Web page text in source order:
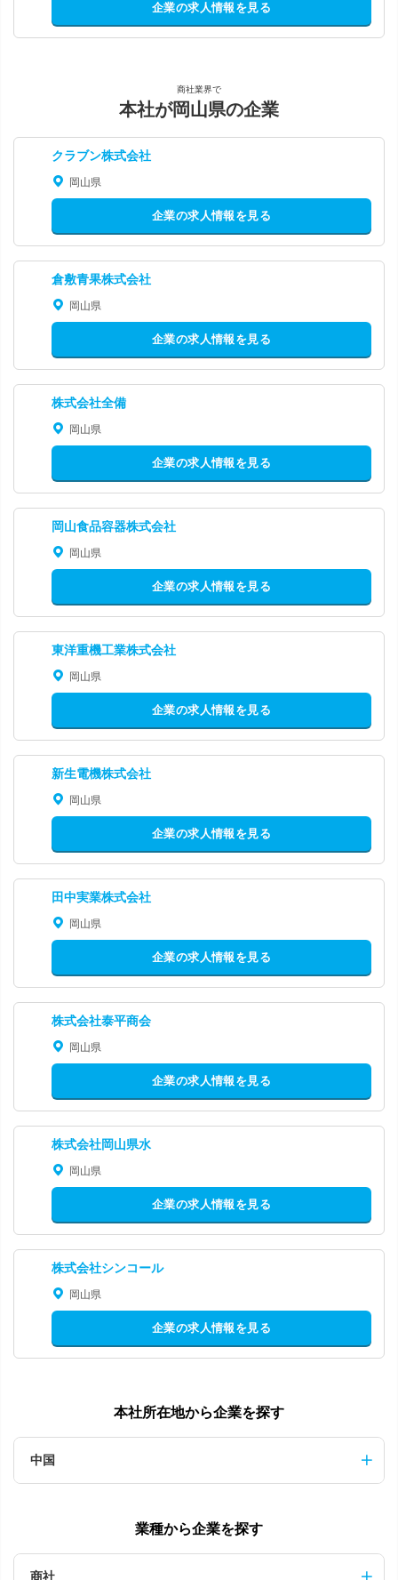
企業の求人情報を見る
商社業界で
本社が岡山県の企業
クラブン株式会社
岡山県
企業の求人情報を見る
倉敷青果株式会社
岡山県
企業の求人情報を見る
株式会社全備
岡山県
企業の求人情報を見る
岡山食品容器株式会社
岡山県
企業の求人情報を見る
東洋重機工業株式会社
岡山県
企業の求人情報を見る
新生電機株式会社
岡山県
企業の求人情報を見る
田中実業株式会社
岡山県
企業の求人情報を見る
株式会社泰平商会
岡山県
企業の求人情報を見る
株式会社岡山県水
岡山県
企業の求人情報を見る
株式会社シンコール
岡山県
企業の求人情報を見る
本社所在地から企業を探す
中国
業種から企業を探す
商社